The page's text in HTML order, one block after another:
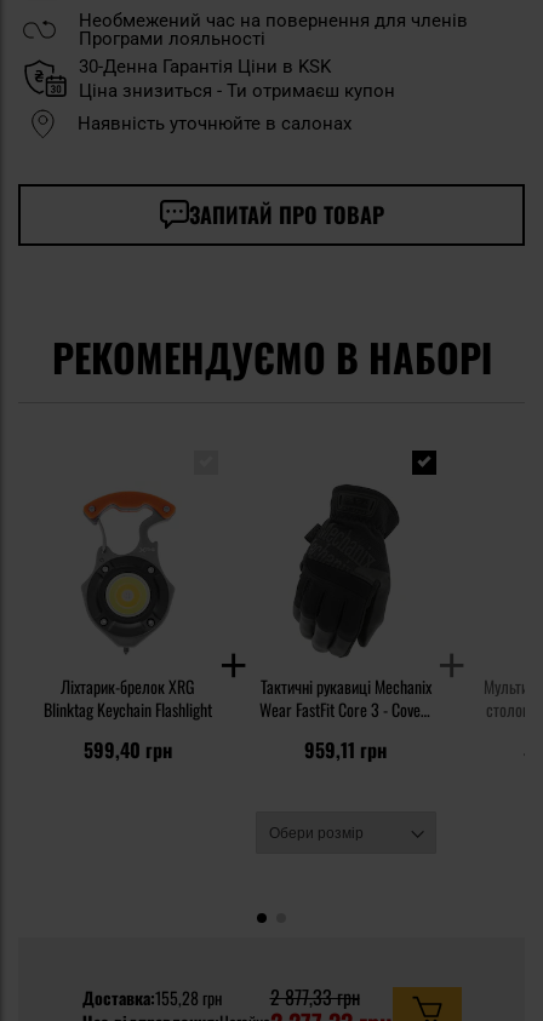
Необмежений час на повернення для членів
Програми лояльності
30-Денна Гарантія Ціни в KSK
Ціна знизиться - Ти отримаєш купон
Наявність уточнюйте в салонах
ЗАПИТАЙ ПРО ТОВАР
РЕКОМЕНДУЄМО В НАБОРІ
Ліхтарик-брелок XRG
Blinktag Keychain Flashlight
599,40 грн
Тактичні рукавиці Mechanix
Wear FastFit Core 3 - Covert
959,11 грн
Доставка:155,28 грн
2 877,33 грн